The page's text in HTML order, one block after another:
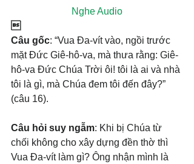
Nghe Audio

Câu gốc: “Vua Đa-vít vào, ngồi trước
mặt Đức Giê-hô-va, mà thưa rằng: Giê-
hô-va Đức Chúa Trời ôi! tôi là ai và nhà
tôi là gì, mà Chúa đem tôi đến đây?”
(câu 16).
Câu hỏi suy ngẫm: Khi bị Chúa từ
chối không cho xây dựng đền thờ thì
Vua Đa-vít làm gì? Ông nhận mình là